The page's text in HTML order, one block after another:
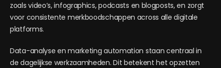
zoals video’s, infographics, podcasts en blogposts, en zorgt
voor consistente merkboodschappen across alle digitale
platforms.
Data-analyse en marketing automation staan centraal in
de dagelijkse werkzaamheden. Dit betekent het opzetten